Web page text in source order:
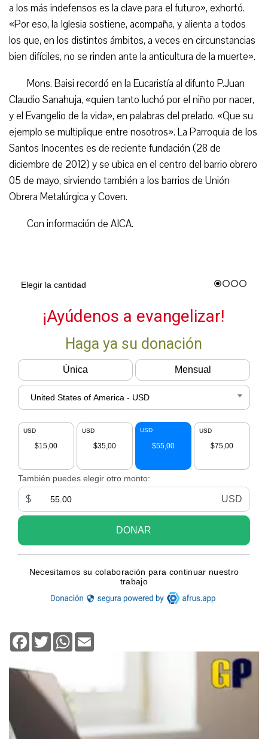
a los más indefensos es la clave para el futuro», exhortó.
«Por eso, la Iglesia sostiene, acompaña, y alienta a todos
los que, en los distintos ámbitos, a veces en circunstancias
bien difíciles, no se rinden ante la anticultura de la muerte».
Mons. Baisi recordó en la Eucaristía al difunto P.Juan
Claudio Sanahuja, «quien tanto luchó por el niño por nacer,
y el Evangelio de la vida», en palabras del prelado. «Que su
ejemplo se multiplique entre nosotros». La Parroquia de los
Santos Inocentes es de reciente fundación (28 de
diciembre de 2012) y se ubica en el centro del barrio obrero
05 de mayo, sirviendo también a los barrios de Unión
Obrera Metalúrgica y Coven.
Con información de AICA.
Facebook
TwitterWhatsApp